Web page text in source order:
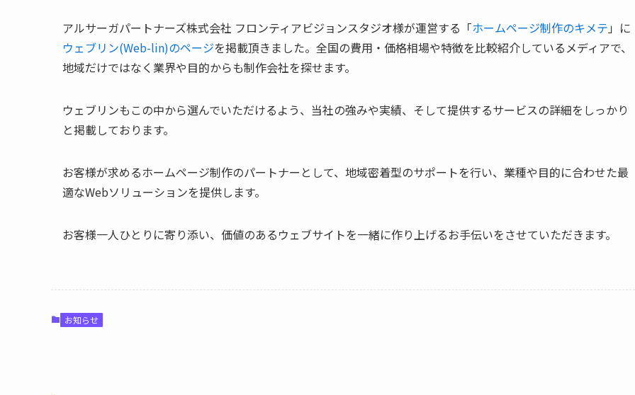
アルサーガパートナーズ株式会社 フロンティアビジョンスタジオ様が運営する「ホームページ制作のキメテ 」に
ウェブリン(Web-lin)のページを掲載頂きました。全国の費用・価格相場や特徴を比較紹介しているメディアで、
地域だけではなく業界や目的からも制作会社を探せます。
ウェブリンもこの中から選んでいただけるよう、当社の強みや実績、そして提供するサービスの詳細をしっかり
と掲載しております。
お客様が求めるホームページ制作のパートナーとして、地域密着型のサポートを行い、業種や目的に合わせた最
適なWebソリューションを提供します。
お客様一人ひとりに寄り添い、価値のあるウェブサイトを一緒に作り上げるお手伝いをさせていただきます。
お知らせ